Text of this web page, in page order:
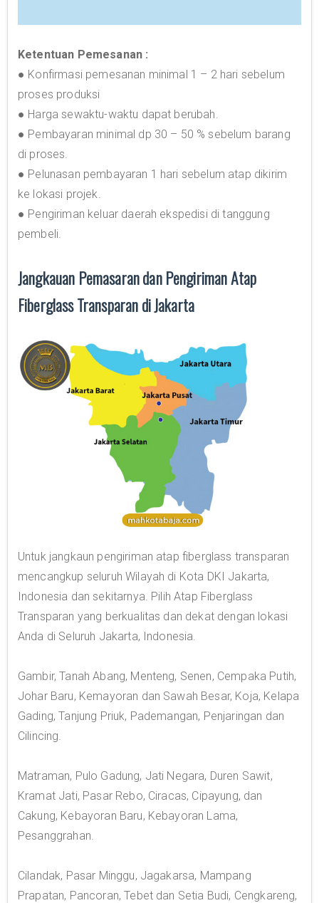
Ketentuan Pemesanan :
● Konfirmasi pemesanan minimal 1 – 2 hari sebelum
proses produksi
● Harga sewaktu-waktu dapat berubah.
● Pembayaran minimal dp 30 – 50 % sebelum barang
di proses.
● Pelunasan pembayaran 1 hari sebelum atap dikirim
ke lokasi projek.
● Pengiriman keluar daerah ekspedisi di tanggung
pembeli.
Jangkauan Pemasaran dan Pengiriman Atap
Fiberglass Transparan di Jakarta
Untuk jangkaun pengiriman atap fiberglass transparan
mencangkup seluruh Wilayah di Kota DKI Jakarta,
Indonesia dan sekitarnya. Pilih Atap Fiberglass
Transparan yang berkualitas dan dekat dengan lokasi
Anda di Seluruh Jakarta, Indonesia.
Gambir, Tanah Abang, Menteng, Senen, Cempaka Putih,
Johar Baru, Kemayoran dan Sawah Besar, Koja, Kelapa
Gading, Tanjung Priuk, Pademangan, Penjaringan dan
Cilincing.
Matraman, Pulo Gadung, Jati Negara, Duren Sawit,
Kramat Jati, Pasar Rebo, Ciracas, Cipayung, dan
Cakung, Kebayoran Baru, Kebayoran Lama,
Pesanggrahan.
Cilandak, Pasar Minggu, Jagakarsa, Mampang
Prapatan, Pancoran, Tebet dan Setia Budi, Cengkareng,